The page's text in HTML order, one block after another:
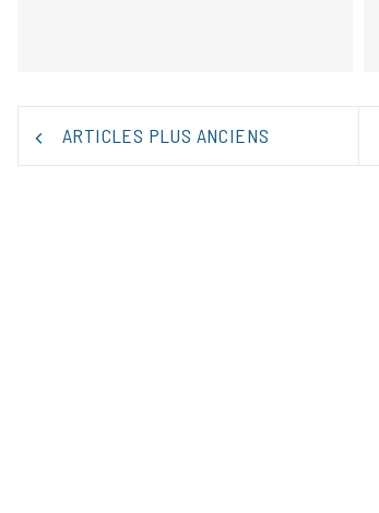
NAVIGATION
DES ARTICLES PLUS ANCIENS